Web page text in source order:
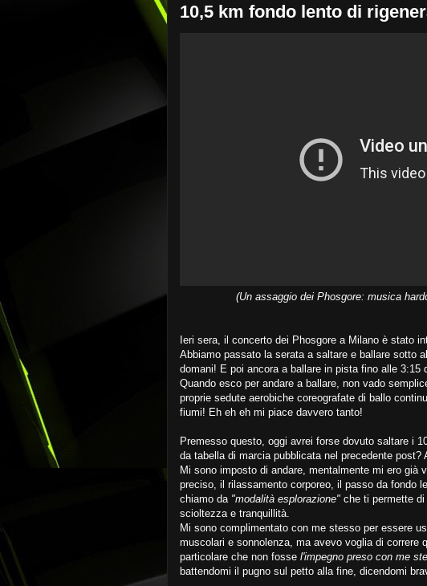
10,5 km fondo lento di
(Un assaggio dei Phosgore: musica
Ieri sera, il concerto dei Phosgore a Milano è stato
Abbiamo passato la serata a saltare e ballare sotto
domani! E poi ancora a ballare in pista fino alle 3:15
Quando esco per andare a ballare, non vado
proprie sedute aerobiche coreografate di ballo
fiumi! Eh eh eh mi piace davvero tanto!
Premesso questo, oggi avrei forse dovuto saltare i
da tabella di marcia pubblicata nel precedente post?
Mi sono imposto di andare, mentalmente mi ero già
preciso, il rilassamento corporeo, il passo da fondo
chiamo da "modalità esplorazione" che ti permette
scioltezza e tranquillità.
Mi sono complimentato con me stesso per essere
muscolari e sonnolenza, ma avevo voglia di correre
particolare che non fosse l'impegno preso con me
battendomi il pugno sul petto alla fine, dicendomi